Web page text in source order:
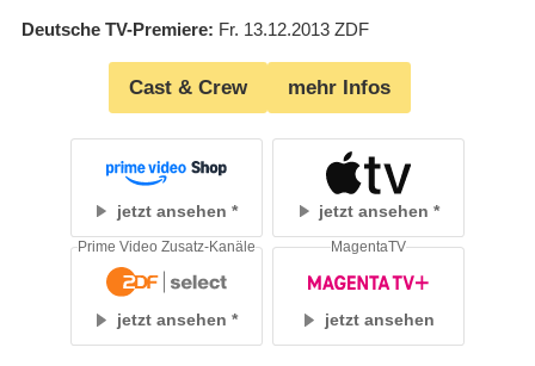
Deutsche TV-Premiere Fr. 13.12.2013 ZDF
Cast & Crew mehr Infos
jetzt ansehen jetzt ansehen
jetzt ansehen
Prime Video Zusatz-Kanäle
jetzt ansehen
MagentaTV